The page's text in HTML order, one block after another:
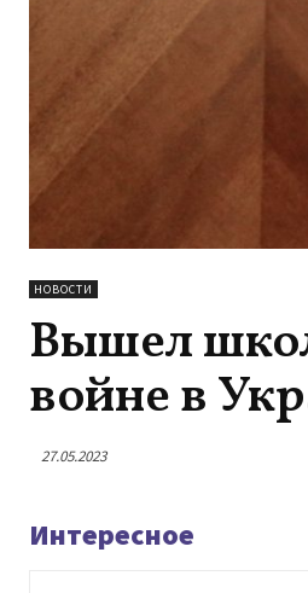
НОВОСТИ
Вышел
войне в
27.05.2023
Интересное